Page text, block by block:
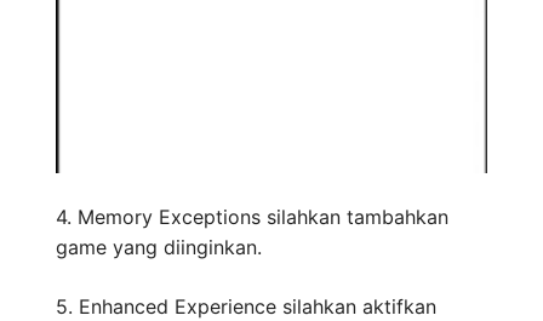
4. Memory Exceptions silahkan tambahkan
game yang diinginkan.
5. Enhanced Experience silahkan aktifkan